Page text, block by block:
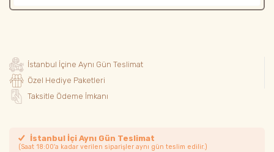
İstanbul İçine Aynı Gün Teslimat
Özel Hediye Paketleri
Taksitle Ödeme İmkanı
İstanbul İçi Aynı Gün Teslimat
(Saat 18:00'a kadar verilen siparişler aynı gün teslim edilir.)